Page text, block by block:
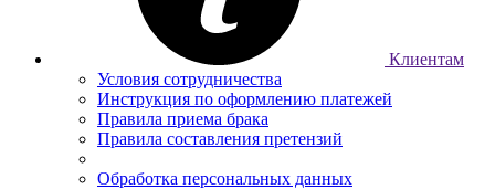
Клиентам
Условия сотрудничества
Инструкция по оформлению платежей
Правила приема брака
Правила составления претензий
Обработка персональных данных